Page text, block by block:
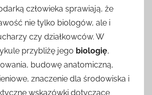
człowieka sprawiają, że
nie tylko biologów, ale i
czy działkowców. W
przybliżę jego biologię,
budowę anatomiczną,
znaczenie dla środowiska i
wskazówki dotyczące